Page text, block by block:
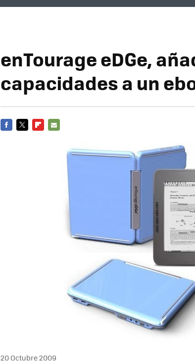
enTourage eDGe,
capacidades a un
20 Octubre 2009